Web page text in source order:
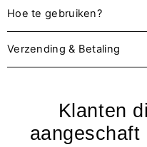
Hoe te gebruiken?
Verzending & Betaling
Klanten
aangeschaft